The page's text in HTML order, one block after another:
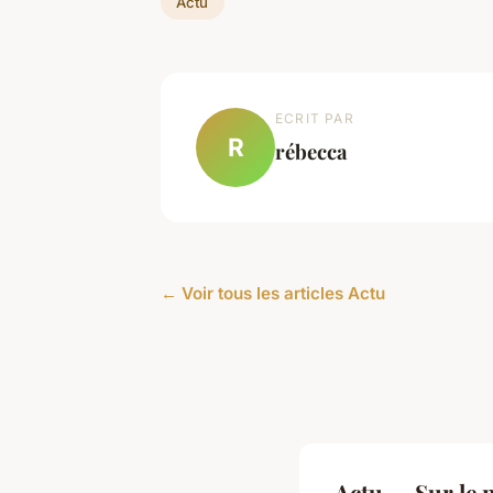
R
ECRIT PAR
rébecca
← Voir tous les articles Actu